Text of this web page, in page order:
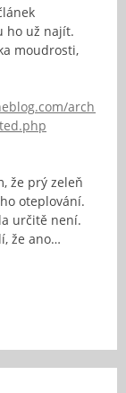
ho už najít.
moudrosti,
archives/
že prý zeleň
oteplování.
určitě není.
že ano…